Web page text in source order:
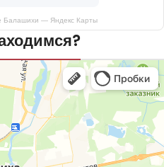
Балашихи — Яндекс Карты